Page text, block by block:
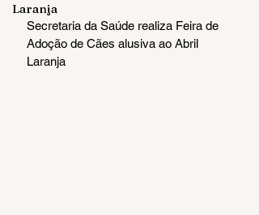
Laranja
Secretaria da Saúde realiza Feira de
Adoção de Cães alusiva ao Abril
Laranja